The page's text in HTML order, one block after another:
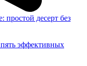
простой десерт без
эффективных